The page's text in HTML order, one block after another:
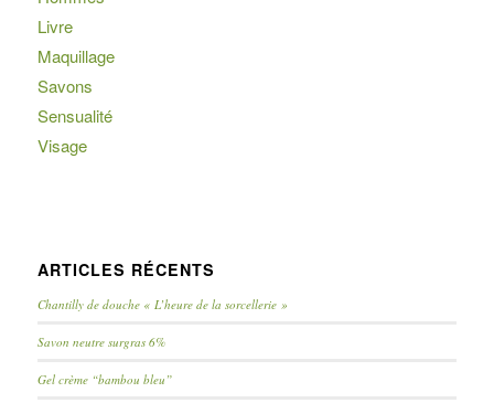
Livre
Maquillage
Savons
Sensualité
Visage
ARTICLES RÉCENTS
Chantilly de douche « L’heure de la sorcellerie »
Savon neutre surgras 6%
Gel crème “bambou bleu”